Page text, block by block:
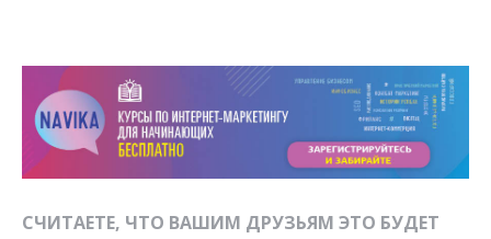
СЧИТАЕТЕ, ЧТО ВАШИМ ДРУЗЬЯМ ЭТО БУДЕТ